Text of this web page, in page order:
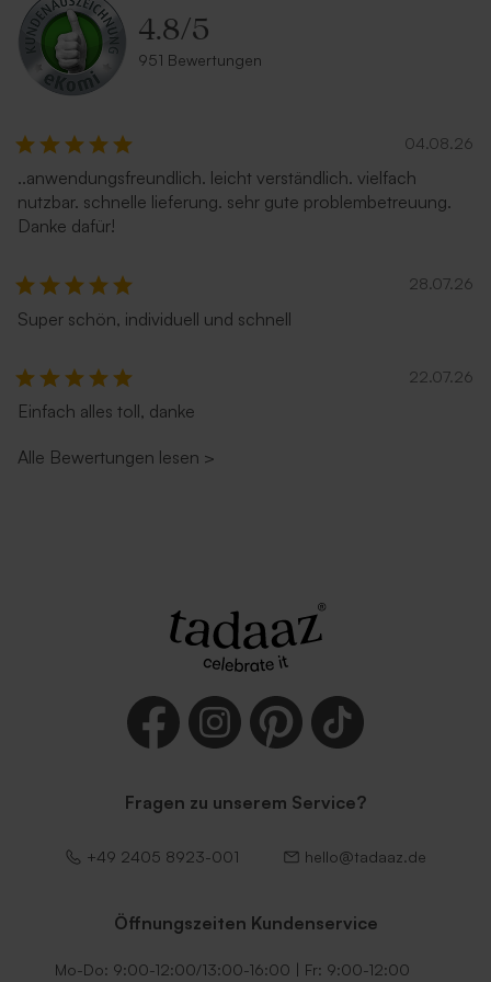
4.8/5
951 Bewertungen
04.08.26
..anwendungsfreundlich. leicht verständlich. vielfach
nutzbar. schnelle lieferung. sehr gute problembetreuung.
Danke dafür!
28.07.26
Super schön, individuell und schnell
22.07.26
Einfach alles toll, danke
Alle Bewertungen lesen >
Fragen zu unserem Service?
+49 2405 8923-001 hello@tadaaz.de
Öffnungszeiten Kundenservice
Mo-Do: 9:00-12:00/13:00-16:00 | Fr: 9:00-12:00